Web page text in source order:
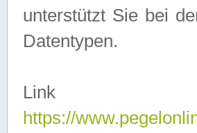
unterstützt Sie bei
Datentypen.
Link
https://